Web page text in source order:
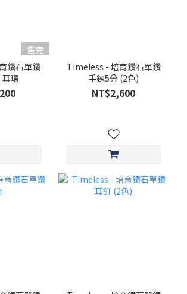
售完
鑽石單鑽
環
Timeless - 培育鑽石單鑽
手鍊5分 (2色)
NT$2,600